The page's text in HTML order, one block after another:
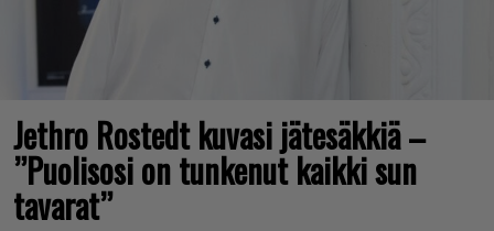
Jethro Rostedt kuvasi jätesäkkiä –
”Puolisosi on tunkenut kaikki sun
tavarat”